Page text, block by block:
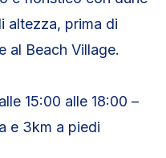
altezza, prima di
al Beach Village.
15:00 alle 18:00 –
e 3km a piedi